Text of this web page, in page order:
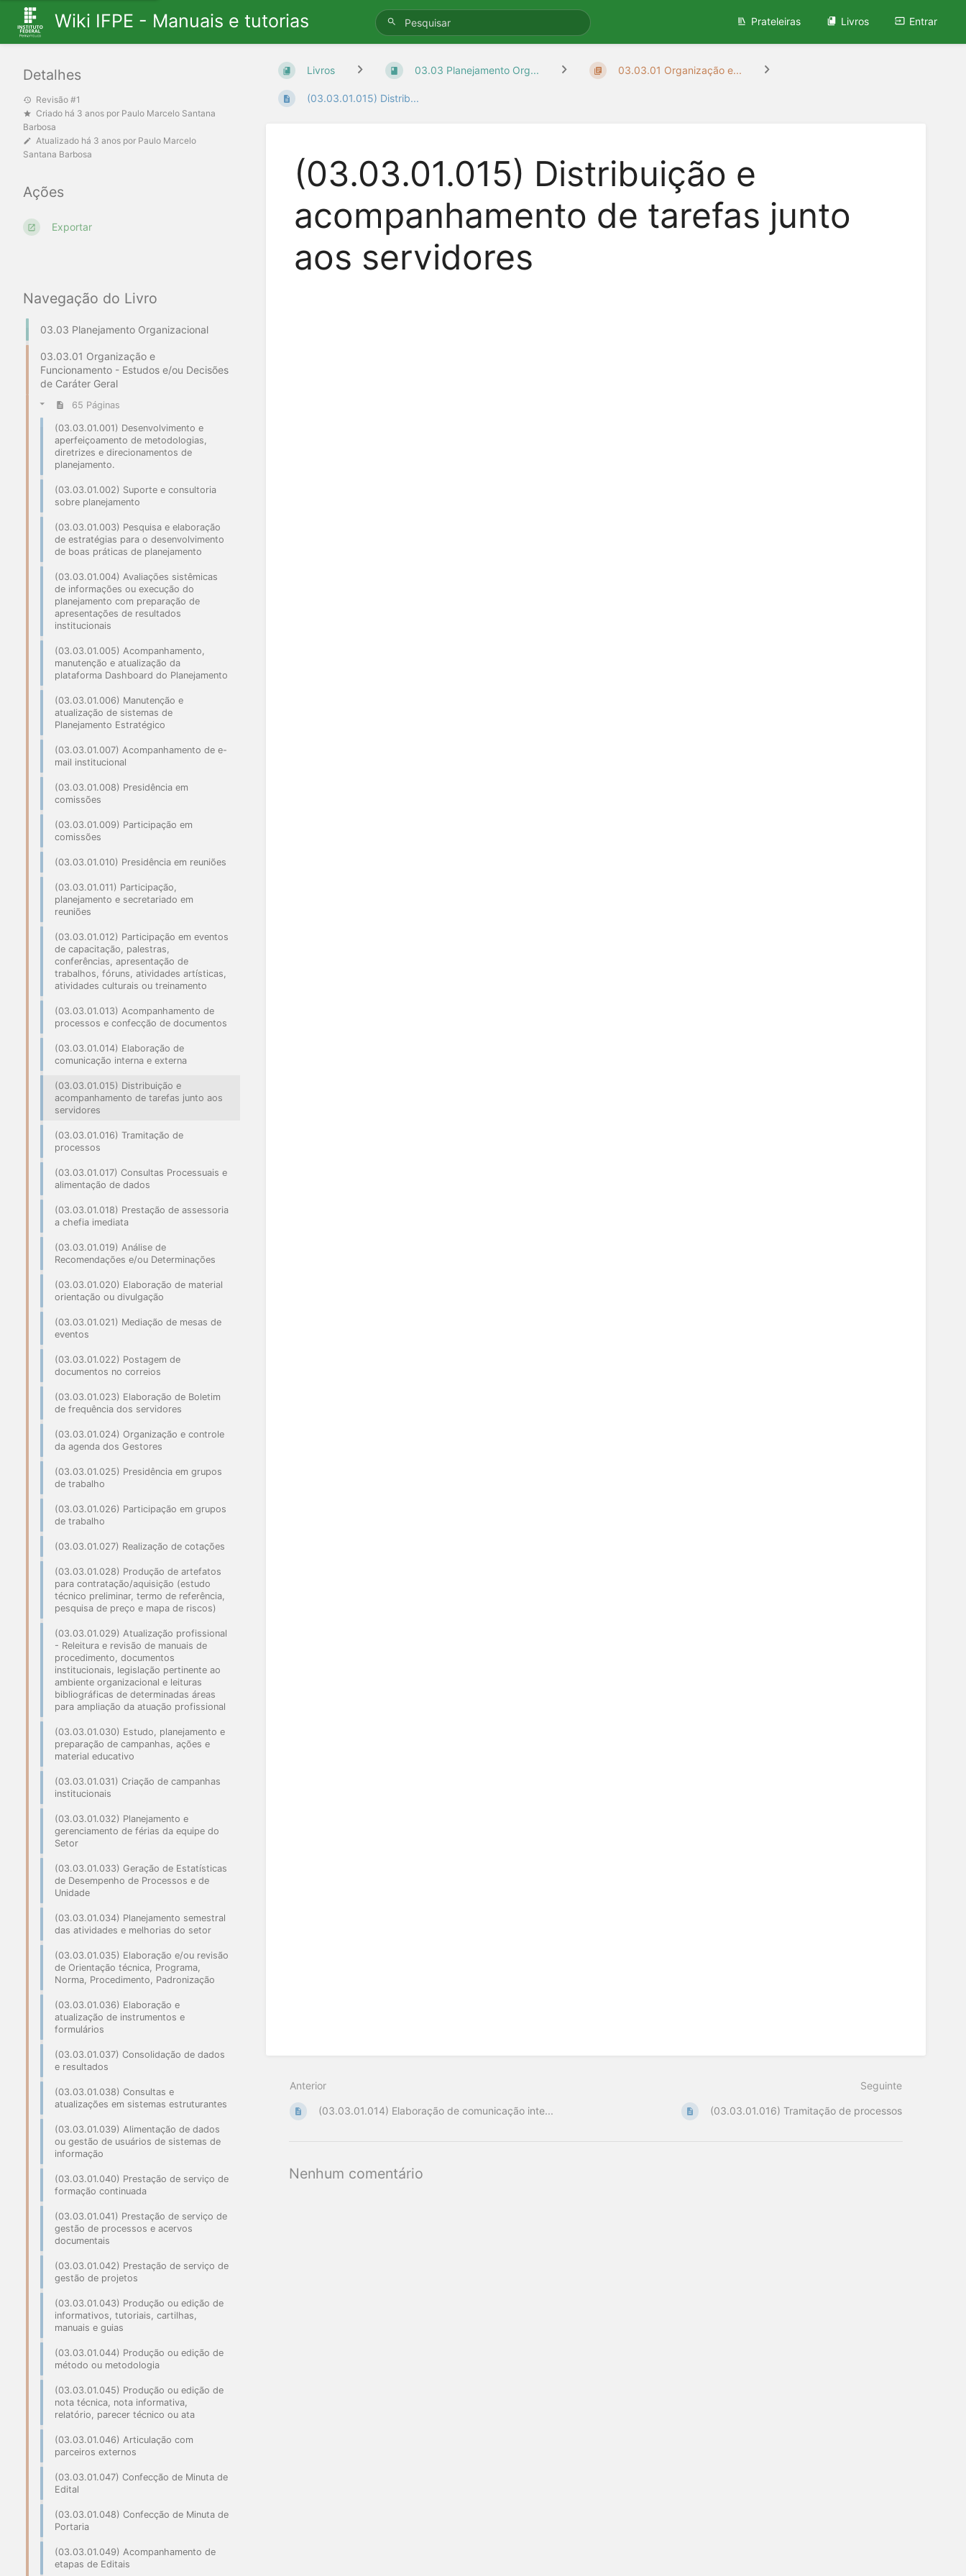
Wiki IFPE - Manuais e tutorias Prateleiras Livros Entrar
Navegação do Livro
03.03 Planejamento Organizacional
03.03.01 Organização e
Funcionamento - Estudos e/ou Decisões
de Caráter Geral
65 Páginas
(03.03.01.001) Desenvolvimento e
aperfeiçoamento de metodologias,
diretrizes e direcionamentos de
planejamento.
(03.03.01.002) Suporte e consultoria
sobre planejamento
(03.03.01.003) Pesquisa e elaboração
de estratégias para o desenvolvimento
de boas práticas de planejamento
(03.03.01.004) Avaliações sistêmicas
de informações ou execução do
planejamento com preparação de
apresentações de resultados
institucionais
(03.03.01.005) Acompanhamento,
manutenção e atualização da
plataforma Dashboard do Planejamento
(03.03.01.006) Manutenção e
atualização de sistemas de
Planejamento Estratégico
(03.03.01.007) Acompanhamento de e-
mail institucional
(03.03.01.008) Presidência em
comissões
(03.03.01.009) Participação em
comissões
(03.03.01.010) Presidência em reuniões
(03.03.01.011) Participação,
planejamento e secretariado em
reuniões
(03.03.01.012) Participação em eventos
de capacitação, palestras,
conferências, apresentação de
trabalhos, fóruns, atividades artísticas,
atividades culturais ou treinamento
(03.03.01.013) Acompanhamento de
processos e confecção de documentos
(03.03.01.014) Elaboração de
comunicação interna e externa
(03.03.01.015) Distribuição e
acompanhamento de tarefas junto aos
servidores
(03.03.01.016) Tramitação de
processos
(03.03.01.017) Consultas Processuais e
alimentação de dados
(03.03.01.018) Prestação de assessoria
a chefia imediata
(03.03.01.019) Análise de
Recomendações e/ou Determinações
(03.03.01.020) Elaboração de material
orientação ou divulgação
(03.03.01.021) Mediação de mesas de
eventos
(03.03.01.022) Postagem de
documentos no correios
(03.03.01.023) Elaboração de Boletim
de frequência dos servidores
(03.03.01.024) Organização e controle
da agenda dos Gestores
(03.03.01.025) Presidência em grupos
de trabalho
(03.03.01.026) Participação em grupos
de trabalho
(03.03.01.027) Realização de cotações
(03.03.01.028) Produção de artefatos
para contratação/aquisição (estudo
técnico preliminar, termo de referência,
pesquisa de preço e mapa de riscos)
(03.03.01.029) Atualização profissional
- Releitura e revisão de manuais de
procedimento, documentos
institucionais, legislação pertinente ao
ambiente organizacional e leituras
bibliográficas de determinadas áreas
para ampliação da atuação profissional
(03.03.01.030) Estudo, planejamento e
preparação de campanhas, ações e
material educativo
(03.03.01.031) Criação de campanhas
institucionais
(03.03.01.032) Planejamento e
gerenciamento de férias da equipe do
Setor
(03.03.01.033) Geração de Estatísticas
de Desempenho de Processos e de
Unidade
(03.03.01.034) Planejamento semestral
das atividades e melhorias do setor
(03.03.01.035) Elaboração e/ou revisão
de Orientação técnica, Programa,
Norma, Procedimento, Padronização
(03.03.01.036) Elaboração e
atualização de instrumentos e
formulários
(03.03.01.037) Consolidação de dados
e resultados
(03.03.01.038) Consultas e
atualizações em sistemas estruturantes
(03.03.01.039) Alimentação de dados
ou gestão de usuários de sistemas de
informação
(03.03.01.040) Prestação de serviço de
formação continuada
(03.03.01.041) Prestação de serviço de
gestão de processos e acervos
documentais
(03.03.01.042) Prestação de serviço de
gestão de projetos
(03.03.01.043) Produção ou edição de
informativos, tutoriais, cartilhas,
manuais e guias
(03.03.01.044) Produção ou edição de
método ou metodologia
(03.03.01.045) Produção ou edição de
nota técnica, nota informativa,
relatório, parecer técnico ou ata
(03.03.01.046) Articulação com
parceiros externos
(03.03.01.047) Confecção de Minuta de
Edital
(03.03.01.048) Confecção de Minuta de
Portaria
(03.03.01.049) Acompanhamento de
etapas de Editais
Livros 03.03 Planejamento Org... 03.03.01 Organização e...
(03.03.01.015) Distrib...
(03.03.01.015) Distribuição e
acompanhamento de tarefas junto
aos servidores
Anterior
(03.03.01.014) Elaboração de comunicação inte...
Seguinte
(03.03.01.016) Tramitação de processos
Nenhum comentário
Detalhes
Revisão #1
Criado há 3 anos por Paulo Marcelo Santana
Barbosa
Atualizado há 3 anos por Paulo Marcelo
Santana Barbosa
Ações
Exportar